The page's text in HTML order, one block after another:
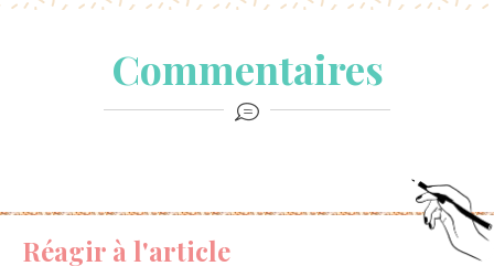
Commentaires
Réagir à l'article